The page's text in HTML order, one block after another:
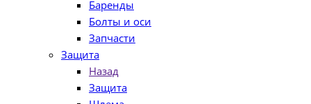
Баренды
Болты и оси
Запчасти
Защита
Назад
Защита